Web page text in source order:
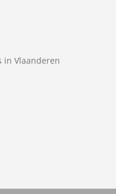
in Vlaanderen